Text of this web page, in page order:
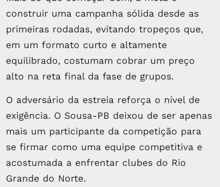
construir uma campanha sólida desde as
primeiras rodadas, evitando tropeços que,
em um formato curto e altamente
equilibrado, costumam cobrar um preço
alto na reta final da fase de grupos.
O adversário da estreia reforça o nível de
exigência. O Sousa-PB deixou de ser apenas
mais um participante da competição para
se firmar como uma equipe competitiva e
acostumada a enfrentar clubes do Rio
Grande do Norte.